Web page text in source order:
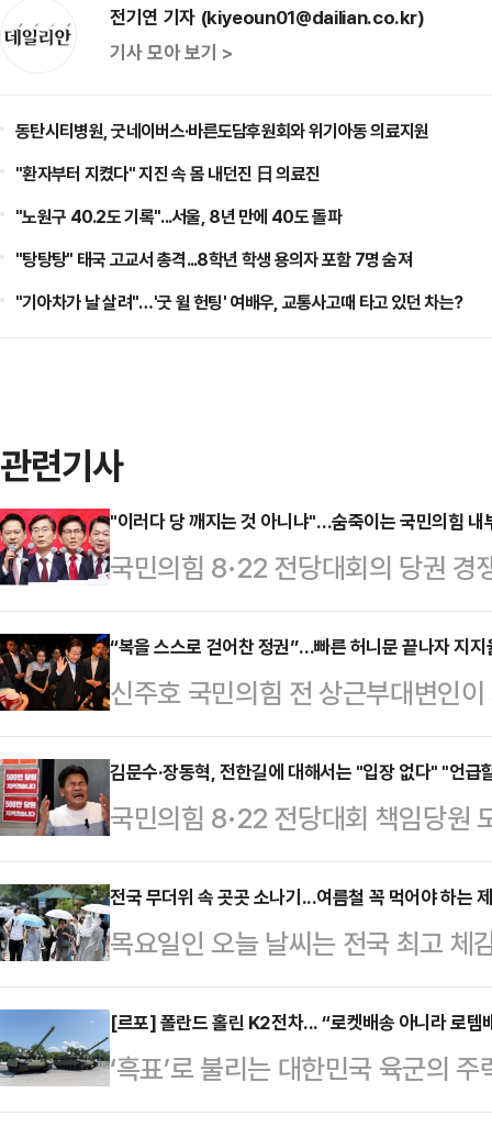
전기연 기자 (kiyeoun01@dailian.co.kr)
기사 모아 보기 >
동탄시티병원, 굿네이버스·바른도담후원회와 위기아동 의료지원
"환자부터 지켰다" 지진 속 몸 내던진 日 의료진
"노원구 40.2도 기록"...서울, 8년 만에 40도 돌파
"탕탕탕" 태국 고교서 총격...8학년 학생 용의자 포함 7명 숨져
"기아차가 날 살려"…'굿 윌 헌팅' 여배우, 교통사고때 타고 있던 차는?
관련기사
"이러다 당 깨지는 것 아니냐"…숨죽이는 국민의힘
국민의힘 8·22 전당대회의 당권 경
격화되는 모양새다. 계엄과 탄핵을
이 극으로 치닫고 있다. 당권 경쟁
당 안팎에선 당이 쪼개지는 이른바
새다. 어떤 후보가 당권을 잡느냐에
구가 분출될 가능성도 있는 만큼,
다.국민의힘 당권주자인 조경태 후
후보를 향해 …
“복을 스스로 걷어찬 정권”…빠른 허니문 끝나자 지지
신주호 국민의힘 전 상근부대변인
을 두고 “정권 초반의 복을 스스로
히 조국·윤미향 사면, 더불어민주
정책 혼선 등이 원인이라고 분석했
카르텔을 형성했다는 민심의 분노
부대변인은 지난 18일 자신이 진행
‘나라가TV’ 생방송에서 “민주당과
자신들 내부의 권력투…
김문수·장동혁, 전한길에 대해서는 "입장 없다" "언급
국민의힘 8·22 전당대회 책임당원
된 가운데, 강성파로 분류되는 김문
기 위한 선명한 발언을 쏟아내면서
관련 언급은 삼가는 모습을 보였다.
가 시작된 20일 각각 핵심 지지층
김문수 후보는 특검의 당사 압수수
에 "국민 주권과 당원 주권으로 이
유대한민국의 가치를 지키기 …
전국 무더위 속 곳곳 소나기...여름철 꼭 먹어야 하는
목요일인 오늘 날씨는 전국 최고
위가 이어지는 가운데, 소나기가 내
까지 가끔 비가 내리는 곳이 있겠다
남부지방에는 오후까지 소나기가
강하게 내리는 곳이 있겠다"라고
[르포] 폴란드 홀린 K2전차... “로켓배송 아니라 로템
‘흑표’로 불리는 대한민국 육군의
을 내며 질주했다. 한여름 햇살에